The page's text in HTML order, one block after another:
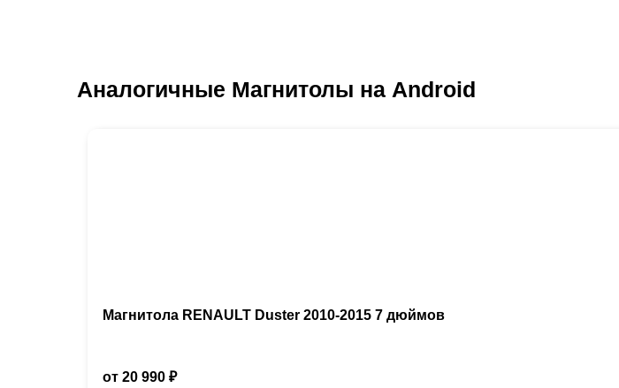
Аналогичные Магнитолы на Android
Магнитола RENAULT Duster 2010-2015 7 дюймов
от 20 990 ₽